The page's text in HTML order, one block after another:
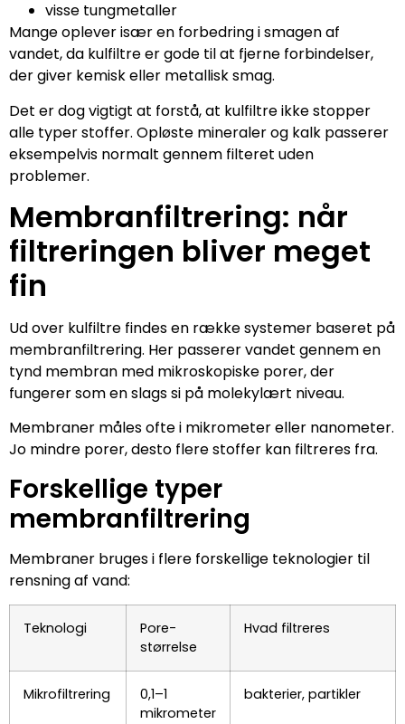
visse tungmetaller
Mange oplever især en forbedring i smagen af
vandet, da kulfiltre er gode til at fjerne forbindelser,
der giver kemisk eller metallisk smag.
Det er dog vigtigt at forstå, at kulfiltre ikke stopper
alle typer stoffer. Opløste mineraler og kalk passerer
eksempelvis normalt gennem filteret uden
problemer.
Membranfiltrering: når
filtreringen bliver meget
fin
Ud over kulfiltre findes en række systemer baseret på
membranfiltrering. Her passerer vandet gennem en
tynd membran med mikroskopiske porer, der
fungerer som en slags si på molekylært niveau.
Membraner måles ofte i mikrometer eller nanometer.
Jo mindre porer, desto flere stoffer kan filtreres fra.
Forskellige typer
membranfiltrering
Membraner bruges i flere forskellige teknologier til
rensning af vand:
Teknologi
Pore-
størrelse
Hvad filtreres
Mikrofiltrering
0,1–1
mikrometer
bakterier, partikler